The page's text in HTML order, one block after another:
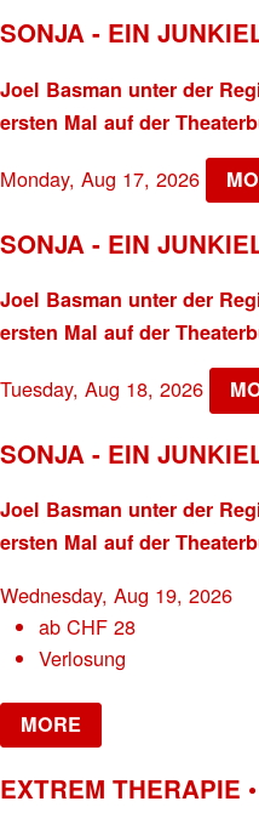
SONJA - EIN
Joel Basman unter der
ersten Mal auf der
Monday, Aug 17, 2026
SONJA - EIN
Joel Basman unter der
ersten Mal auf der
Tuesday, Aug 18, 2026
SONJA - EIN
Joel Basman unter der
ersten Mal auf der
Wednesday, Aug 19, 2026
abCHF 28
Verlosung
MORE
EXTREM THERAPIE